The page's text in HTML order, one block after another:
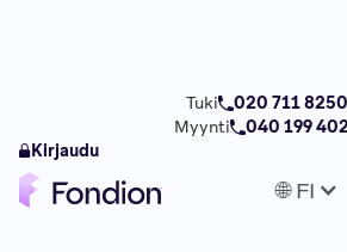
🌐 FI
Tuki
020 711 8250
Myynti
040 199
Kirjaudu